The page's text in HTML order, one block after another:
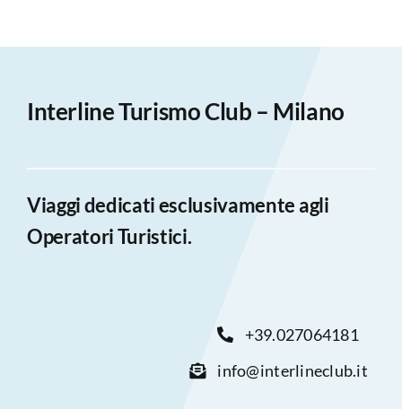
Interline Turismo Club – Milano
Viaggi dedicati esclusivamente agli
Operatori Turistici.
+39.027064181
info@interlineclub.it